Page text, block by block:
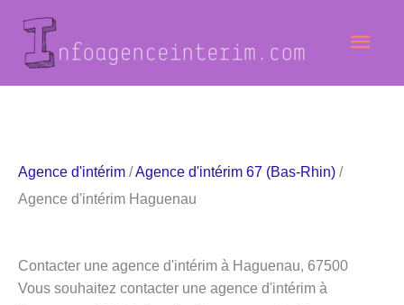
contenu
Agence d'intérim /Agence d'intérim 67 (Bas-Rhin) /
Agence d'intérim Haguenau
Contacter une agence d'intérim à Haguenau, 67500
Vous souhaitez contacter une agence d'intérim à